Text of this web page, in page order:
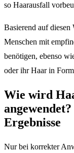
so Haarausfall
Basierend auf
Menschen mit
benötigen, ebenso
oder ihr Haar in
Wie wird
Ergebnisse
Nur bei korrekter